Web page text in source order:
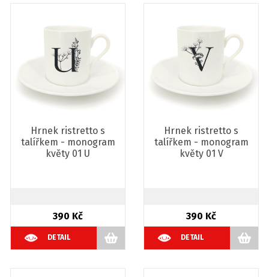
Hrnek ristretto s
talířkem - monogram
květy 01 U
390 Kč
DETAIL
Hrnek ristretto s
talířkem - monogram
květy 01 V
390 Kč
DETAIL